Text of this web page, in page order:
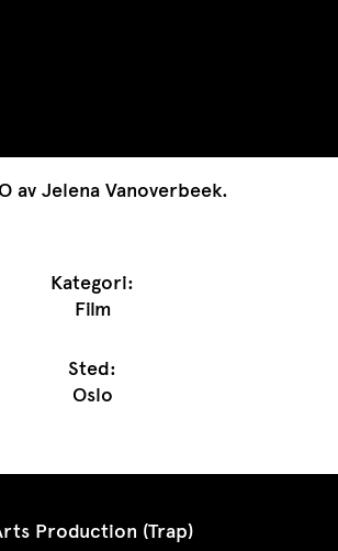
av Jelena Vanoverbeek.
Kategori:
Film
Sted:
Oslo
Production (Trap)